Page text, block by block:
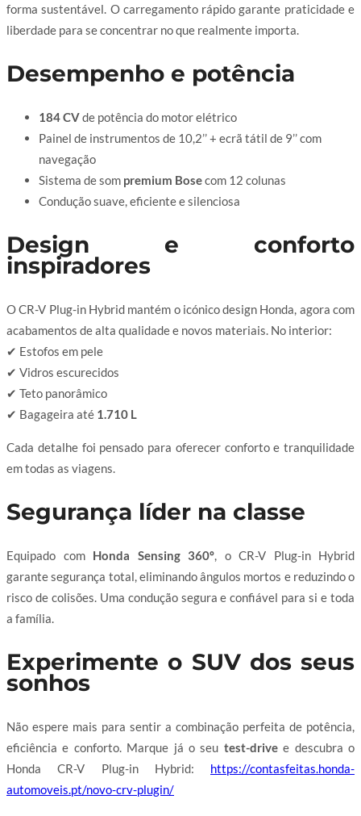
forma sustentável. O carregamento rápido garante praticidade e
liberdade para se concentrar no que realmente importa.
Desempenho e potência
184 CVde potência do motor elétrico
Painel de instrumentos de 10,2’’ + ecrã tátil de 9’’ com
navegação
Sistema de som premium Bosecom 12 colunas
Condução suave, eficiente e silenciosa
Design e conforto
inspiradores
O CR-V Plug-in Hybrid mantém o icónico design Honda, agora com
acabamentos de alta qualidade e novos materiais. No interior:
✔ Estofos em pele
✔ Vidros escurecidos
✔ Teto panorâmico
✔ Bagageira até 1.710 L
Cada detalhe foi pensado para oferecer conforto e tranquilidade
em todas as viagens.
Segurança líder na classe
Equipado com Honda Sensing 360º , o CR-V Plug-in Hybrid
garante segurança total, eliminando ângulos mortos e reduzindo o
risco de colisões. Uma condução segura e confiável para si e toda
a família.
Experimente o SUV dos seus
sonhos
Não espere mais para sentir a combinação perfeita de potência,
eficiência e conforto. Marque já o seu test-drivee descubra o
Honda CR-V Plug-in Hybrid: https://contasfeitas.honda-
automoveis.pt/novo-crv-plugin/